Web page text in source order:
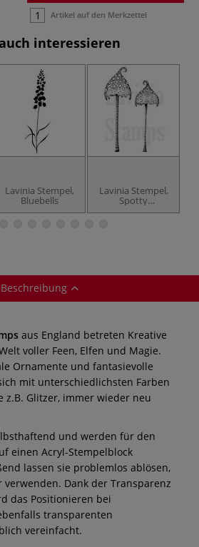
Artikel auf den Merkzettel
interessieren
Lavinia Stempel,
Bluebells
Lavinia Stempel,
Spotty
Toadstoole
Beschreibung
aus England betreten Kreative
voller Feen, Elfen und Magie.
Ornamente und fantasievolle
mit unterschiedlichsten Farben
z.B. Glitzer, immer wieder neu
und werden für den
einen Acryl-Stempelblock
lassen sie problemlos ablösen,
Dank der Transparenz
das Positionieren bei
transparenten
vereinfacht.